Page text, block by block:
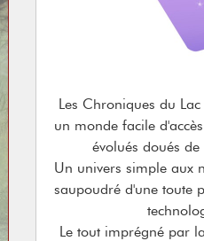
imaginer, de
maux encore
opportun pour mener
Soyez prêts à
Les Chroniques du
un monde facile
évolués doués
Un univers simple aux
saupoudré d'une toute
Le tout imprégné par